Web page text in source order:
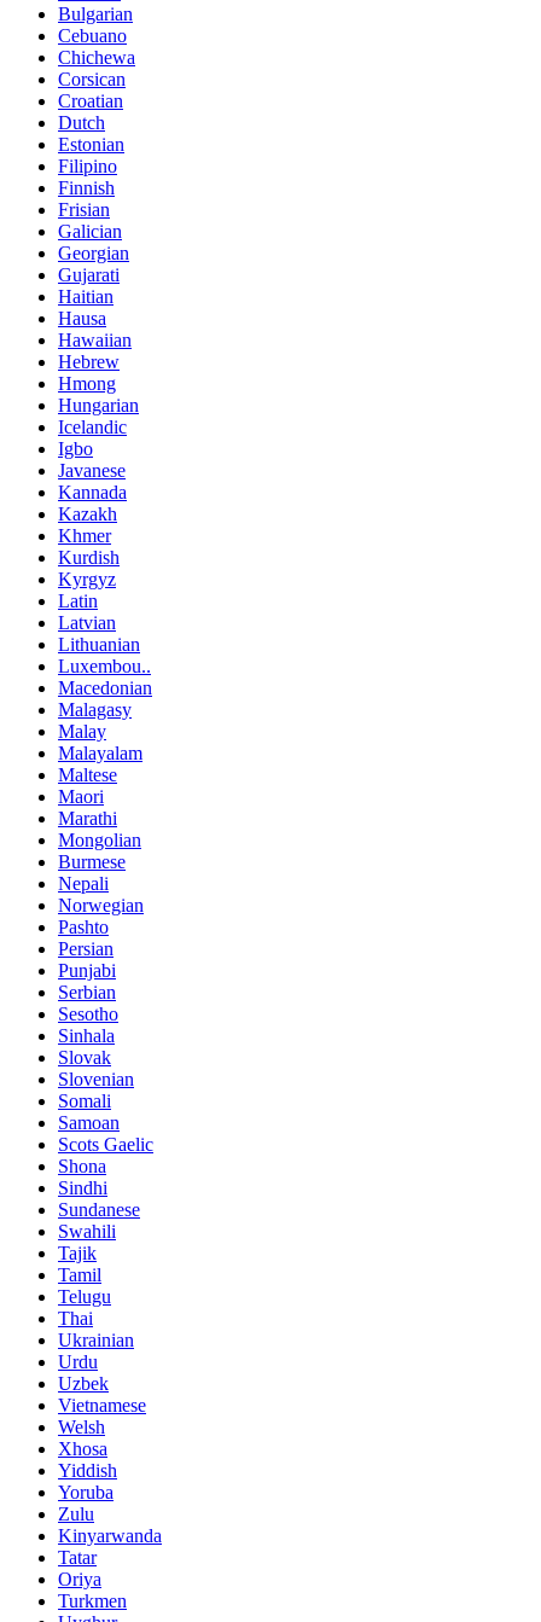
Bulgarian
Cebuano
Chichewa
Corsican
Croatian
Dutch
Estonian
Filipino
Finnish
Frisian
Galician
Georgian
Gujarati
Haitian
Hausa
Hawaiian
Hebrew
Hmong
Hungarian
Icelandic
Igbo
Javanese
Kannada
Kazakh
Khmer
Kurdish
Kyrgyz
Latin
Latvian
Lithuanian
Luxembou..
Macedonian
Malagasy
Malay
Malayalam
Maltese
Maori
Marathi
Mongolian
Burmese
Nepali
Norwegian
Pashto
Persian
Punjabi
Serbian
Sesotho
Sinhala
Slovak
Slovenian
Somali
Samoan
Scots Gaelic
Shona
Sindhi
Sundanese
Swahili
Tajik
Tamil
Telugu
Thai
Ukrainian
Urdu
Uzbek
Vietnamese
Welsh
Xhosa
Yiddish
Yoruba
Zulu
Kinyarwanda
Tatar
Oriya
Turkmen